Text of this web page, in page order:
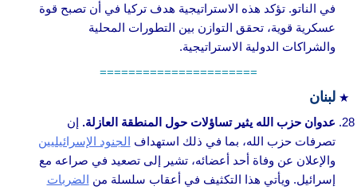
في الناتو. تؤكد هذه الاستراتيجية هدف تركيا في أن تصبح قوة
عسكرية قوية، تحقق التوازن بين التطورات المحلية
والشراكات الدولية الاستراتيجية.
======================
لبنان
عدوان حزب الله يثير تساؤلات حول المنطقة العازلة. إن
تصرفات حزب الله، بما في ذلك استهداف الجنود الإسرائيليين
والإعلان عن وفاة أحد أعضائه، تشير إلى تصعيد في صراعه مع
إسرائيل. ويأتي هذا التكثيف في أعقاب سلسلة من الضربات